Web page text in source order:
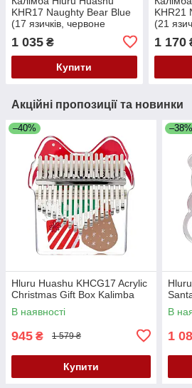
KHR17 Naughty Bear Blue
(17 язичків, червоне
1 035 ₴
Купити
KHR21
(21
1 170
Акційні пропозиції та новинки
–40%
Hluru Huashu KHCG17 Acrylic
Christmas Gift Box Kalimba
В наявності
945 ₴ 1 579 ₴
Купити
–38%
В
1